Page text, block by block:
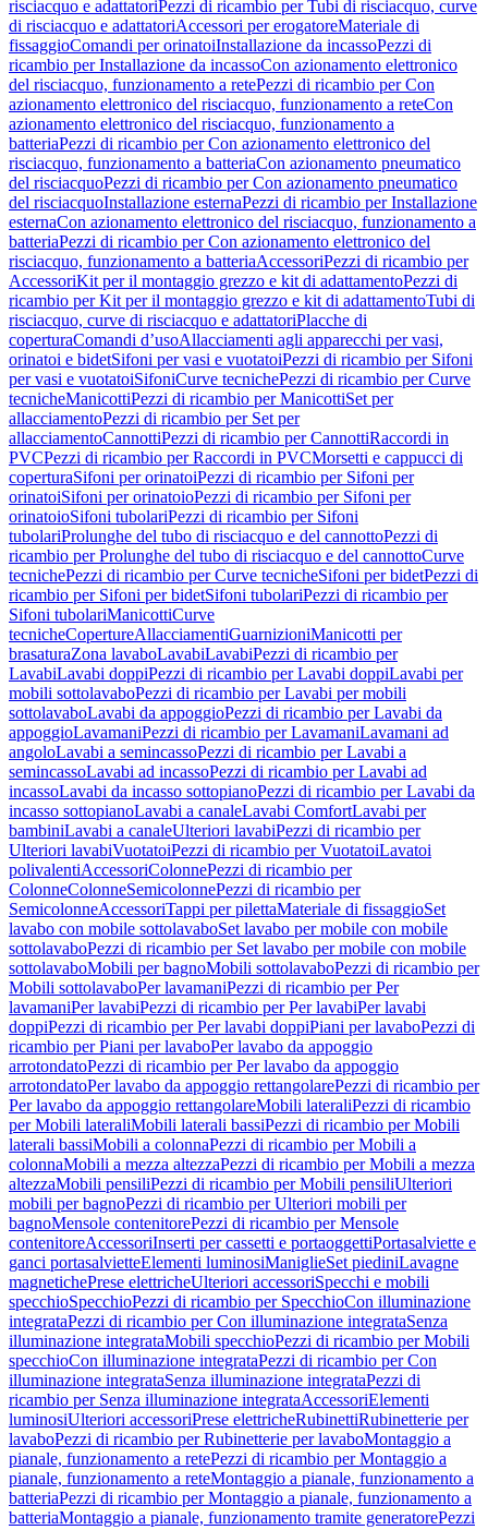
risciacquo e adattatoriPezzi di ricambio per Tubi di risciacquo, curve
di risciacquo e adattatoriAccessori per erogatoreMateriale di
fissaggioComandi per orinatoiInstallazione da incassoPezzi di
ricambio per Installazione da incassoCon azionamento elettronico
del risciacquo, funzionamento a retePezzi di ricambio per Con
azionamento elettronico del risciacquo, funzionamento a reteCon
azionamento elettronico del risciacquo, funzionamento a
batteriaPezzi di ricambio per Con azionamento elettronico del
risciacquo, funzionamento a batteriaCon azionamento pneumatico
del risciacquoPezzi di ricambio per Con azionamento pneumatico
del risciacquoInstallazione esternaPezzi di ricambio per Installazione
esternaCon azionamento elettronico del risciacquo, funzionamento a
batteriaPezzi di ricambio per Con azionamento elettronico del
risciacquo, funzionamento a batteriaAccessoriPezzi di ricambio per
AccessoriKit per il montaggio grezzo e kit di adattamentoPezzi di
ricambio per Kit per il montaggio grezzo e kit di adattamentoTubi di
risciacquo, curve di risciacquo e adattatoriPlacche di
coperturaComandi d’usoAllacciamenti agli apparecchi per vasi,
orinatoi e bidetSifoni per vasi e vuotatoiPezzi di ricambio per Sifoni
per vasi e vuotatoiSifoniCurve tecnichePezzi di ricambio per Curve
tecnicheManicottiPezzi di ricambio per ManicottiSet per
allacciamentoPezzi di ricambio per Set per
allacciamentoCannottiPezzi di ricambio per CannottiRaccordi in
PVCPezzi di ricambio per Raccordi in PVCMorsetti e cappucci di
coperturaSifoni per orinatoiPezzi di ricambio per Sifoni per
orinatoiSifoni per orinatoioPezzi di ricambio per Sifoni per
orinatoioSifoni tubolariPezzi di ricambio per Sifoni
tubolariProlunghe del tubo di risciacquo e del cannottoPezzi di
ricambio per Prolunghe del tubo di risciacquo e del cannottoCurve
tecnichePezzi di ricambio per Curve tecnicheSifoni per bidetPezzi di
ricambio per Sifoni per bidetSifoni tubolariPezzi di ricambio per
Sifoni tubolariManicottiCurve
tecnicheCopertureAllacciamentiGuarnizioniManicotti per
brasaturaZona lavaboLavabiLavabiPezzi di ricambio per
LavabiLavabi doppiPezzi di ricambio per Lavabi doppiLavabi per
mobili sottolavaboPezzi di ricambio per Lavabi per mobili
sottolavaboLavabi da appoggioPezzi di ricambio per Lavabi da
appoggioLavamaniPezzi di ricambio per LavamaniLavamani ad
angoloLavabi a semincassoPezzi di ricambio per Lavabi a
semincassoLavabi ad incassoPezzi di ricambio per Lavabi ad
incassoLavabi da incasso sottopianoPezzi di ricambio per Lavabi da
incasso sottopianoLavabi a canaleLavabi ComfortLavabi per
bambiniLavabi a canaleUlteriori lavabiPezzi di ricambio per
Ulteriori lavabiVuotatoiPezzi di ricambio per VuotatoiLavatoi
polivalentiAccessoriColonnePezzi di ricambio per
ColonneColonneSemicolonnePezzi di ricambio per
SemicolonneAccessoriTappi per pilettaMateriale di fissaggioSet
lavabo con mobile sottolavaboSet lavabo per mobile con mobile
sottolavaboPezzi di ricambio per Set lavabo per mobile con mobile
sottolavaboMobili per bagnoMobili sottolavaboPezzi di ricambio per
Mobili sottolavaboPer lavamaniPezzi di ricambio per Per
lavamaniPer lavabiPezzi di ricambio per Per lavabiPer lavabi
doppiPezzi di ricambio per Per lavabi doppiPiani per lavaboPezzi di
ricambio per Piani per lavaboPer lavabo da appoggio
arrotondatoPezzi di ricambio per Per lavabo da appoggio
arrotondatoPer lavabo da appoggio rettangolarePezzi di ricambio per
Per lavabo da appoggio rettangolareMobili lateraliPezzi di ricambio
per Mobili lateraliMobili laterali bassiPezzi di ricambio per Mobili
laterali bassiMobili a colonnaPezzi di ricambio per Mobili a
colonnaMobili a mezza altezzaPezzi di ricambio per Mobili a mezza
altezzaMobili pensiliPezzi di ricambio per Mobili pensiliUlteriori
mobili per bagnoPezzi di ricambio per Ulteriori mobili per
bagnoMensole contenitorePezzi di ricambio per Mensole
contenitoreAccessoriInserti per cassetti e portaoggettiPortasalviette e
ganci portasalvietteElementi luminosiManiglieSet piediniLavagne
magnetichePrese elettricheUlteriori accessoriSpecchi e mobili
specchioSpecchioPezzi di ricambio per SpecchioCon illuminazione
integrataPezzi di ricambio per Con illuminazione integrataSenza
illuminazione integrataMobili specchioPezzi di ricambio per Mobili
specchioCon illuminazione integrataPezzi di ricambio per Con
illuminazione integrataSenza illuminazione integrataPezzi di
ricambio per Senza illuminazione integrataAccessoriElementi
luminosiUlteriori accessoriPrese elettricheRubinettiRubinetterie per
lavaboPezzi di ricambio per Rubinetterie per lavaboMontaggio a
pianale, funzionamento a retePezzi di ricambio per Montaggio a
pianale, funzionamento a reteMontaggio a pianale, funzionamento a
batteriaPezzi di ricambio per Montaggio a pianale, funzionamento a
batteriaMontaggio a pianale, funzionamento tramite generatorePezzi